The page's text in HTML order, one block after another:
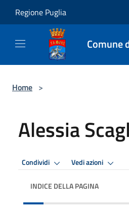
Regione Puglia
Comune
Home >
Alessia
Condividi Vedi azioni
INDICE DELLA PAGINA